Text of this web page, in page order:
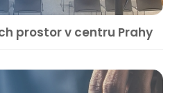
prostor v centru Prahy